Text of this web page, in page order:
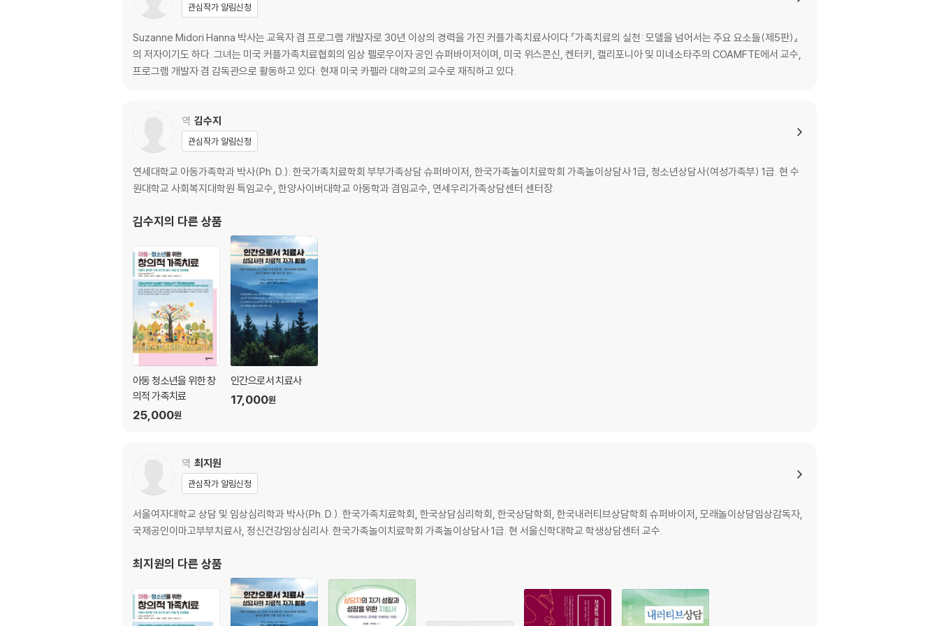
신경세포의 전기화학적 구성단위
대인관계 연결의 화학물질
보호와 방어를 위한 시스템: 스트레스 반응 3단계
안전을 위한 시스템: 정동 조절 3단계
제3장 선사적, 미시적, 전기적 인간 발달
원칙 1: 생존 고려하기
원칙 2: 몸 전체 고려하기
원칙 3: 회로 고려하기
원칙 5: 변형 고려하기
제4장 소울 푸드: 신경생리학과 치료적 관계
뇌를 잘 아는 치료사의 자기
뇌 과학 기반의 동맹
결론: 소울 푸드와 관계기술
제5장 습격당한 뇌: 트라우마의 기초, 아동과 청소년
트라우마란 무엇인가
트라우마의 종류
아동과 청소년의 증상
24세까지 발달을 지속하는 청소년의 뇌
결론
제6장 매복된 뇌: 성인의 상처와 전인적 치료
성인의 뇌: 두 개 세계 살아가기
현실 세계에서의 전인적 치유
뇌간 개입: 감각 통합과 각성
관심작가 알림신청
Suzanne Midori Hanna 박사는 교육자 겸 프로그램 개발자로 30년 이상의 경력을 가진 커플가족치료사이다.『가족치료의 실천: 모델을 넘어서는 주요 요소들(제5판)』
의 저자이기도 하다. 그녀는 미국 커플가족치료협회의 임상 펠로우이자 공인 슈퍼바이저이며, 미국 위스콘신, 켄터키, 캘리포니아 및 미네소타주의 COAMFTE에서 교수,
프로그램 개발자 겸 감독관으로 활동하고 있다. 현재 미국 카펠라 대학교의 교수로 재직하고 있다.
역 김수지
관심작가 알림신청
연세대학교 아동가족학과 박사(Ph. D.). 한국가족치료학회 부부가족상담 슈퍼바이저, 한국가족놀이치료학회 가족놀이상담사 1급, 청소년상담사(여성가족부) 1급. 현 수
원대학교 사회복지대학원 특임교수, 한양사이버대학교 아동학과 겸임교수, 연세우리가족상담센터 센터장.
김수지 의 다른 상품
아동 청소년을 위한 창
의적 가족치료
25,000원
인간으로서 치료사
17,000원
역 최지원
관심작가 알림신청
서울여자대학교 상담 및 임상심리학과 박사(Ph. D.). 한국가족치료학회, 한국상담심리학회, 한국상담학회, 한국내러티브상담학회 슈퍼바이저, 모래놀이상담임상감독자,
국제공인이마고부부치료사, 정신건강임상심리사. 한국가족놀이치료학회 가족놀이상담사 1급. 현 서울신학대학교 학생상담센터 교수.
최지원의 다른 상품